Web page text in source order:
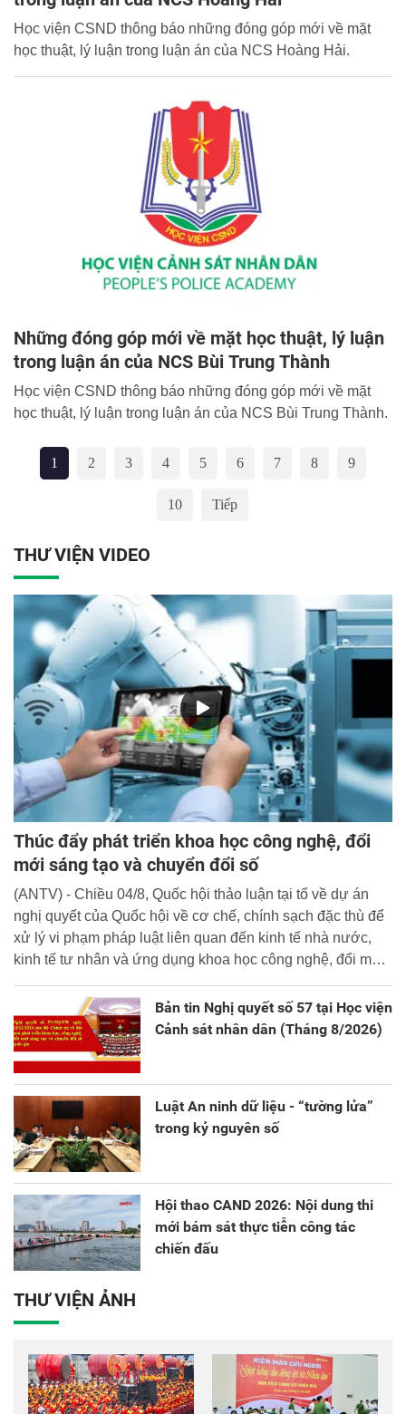
Học viện CSND thông báo những đóng góp mới về mặt
học thuật, lý luận trong luận án của NCS Hoàng Hải.
Những đóng góp mới về mặt học thuật, lý luận
trong luận án của NCS Bùi Trung Thành
Học viện CSND thông báo những đóng góp mới về mặt
học thuật, lý luận trong luận án của NCS Bùi Trung Thành.
1 2 3 4 5 6 7 8 9
10 Tiếp
THƯ VIỆN VIDEO
Thúc đẩy phát triển khoa học công nghệ, đổi
mới sáng tạo và chuyển đổi số
(ANTV) - Chiều 04/8, Quốc hội thảo luận tại tổ về dự án
nghị quyết của Quốc hội về cơ chế, chính sạch đặc thù để
xử lý vi phạm pháp luật liên quan đến kinh tế nhà nước,
kinh tế tư nhân và ứng dụng khoa học công nghệ, đổi mới
Bản tin Nghị quyết số 57 tại Học viện
Cảnh sát nhân dân (Tháng 8/2026)
Luật An ninh dữ liệu - “tường lửa”
trong kỷ nguyên số
Hội thao CAND 2026: Nội dung thi
mới bám sát thực tiễn công tác
chiến đấu
THƯ VIỆN ẢNH